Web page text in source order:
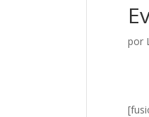
por